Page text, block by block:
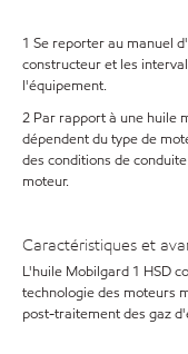
1 Se reporter au manuel
constructeur et les
l'équipement.
2 Par rapport à une huile
dépendent du type de
des conditions de
moteur.
Caractéristiques et
L'huile Mobilgard 1 HSD
technologie des moteurs
post-traitement des gaz